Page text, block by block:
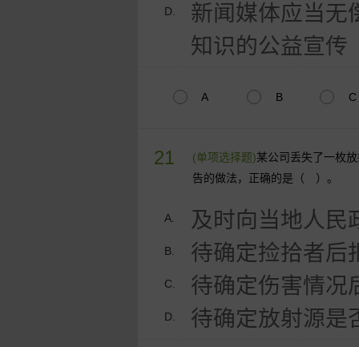
D.
新闻媒体应当无
知识的公益宣传
A B C
21 (单项选择题)某公司丢失了一枚
告的做法，正确的是（ ）。
A. 及时向当地人民
B. 待确定捡拾者后
C. 待确定伤害情况
D. 待确定放射源是